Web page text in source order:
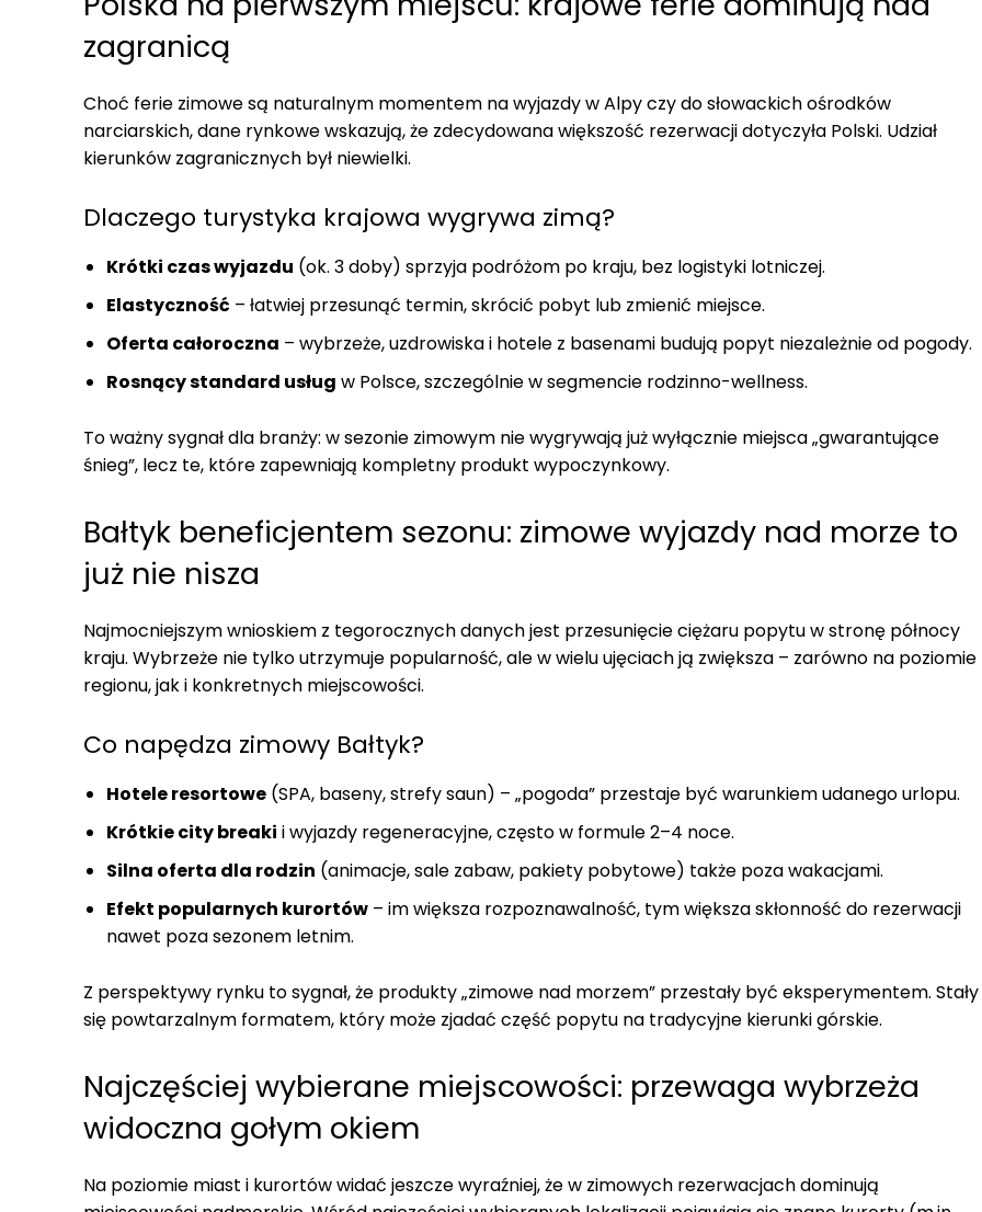
zagranicą
Choć ferie zimowe są naturalnym momentem na wyjazdy w Alpy czy do słowackich ośrodków
narciarskich, dane rynkowe wskazują, że zdecydowana większość rezerwacji dotyczyła Polski. Udział
kierunków zagranicznych był niewielki.
Dlaczego turystyka krajowa wygrywa zimą?
Krótki czas wyjazdu (ok. 3 doby) sprzyja podróżom po kraju, bez logistyki lotniczej.
Elastyczność – łatwiej przesunąć termin, skrócić pobyt lub zmienić miejsce.
Oferta całoroczna – wybrzeże, uzdrowiska i hotele z basenami budują popyt niezależnie od pogody.
Rosnący standard usług w Polsce, szczególnie w segmencie rodzinno-wellness.
To ważny sygnał dla branży: w sezonie zimowym nie wygrywają już wyłącznie miejsca „gwarantujące
śnieg”, lecz te, które zapewniają kompletny produkt wypoczynkowy.
Bałtyk beneficjentem sezonu: zimowe wyjazdy nad morze to
już nie nisza
Najmocniejszym wnioskiem z tegorocznych danych jest przesunięcie ciężaru popytu w stronę północy
kraju. Wybrzeże nie tylko utrzymuje popularność, ale w wielu ujęciach ją zwiększa – zarówno na poziomie
regionu, jak i konkretnych miejscowości.
Co napędza zimowy Bałtyk?
Hotele resortowe (SPA, baseny, strefy saun) – „pogoda” przestaje być warunkiem udanego urlopu.
Krótkie city breaki i wyjazdy regeneracyjne, często w formule 2–4 noce.
Silna oferta dla rodzin (animacje, sale zabaw, pakiety pobytowe) także poza wakacjami.
Efekt popularnych kurortów – im większa rozpoznawalność, tym większa skłonność do rezerwacji
nawet poza sezonem letnim.
Z perspektywy rynku to sygnał, że produkty „zimowe nad morzem” przestały być eksperymentem. Stały
się powtarzalnym formatem, który może zjadać część popytu na tradycyjne kierunki górskie.
Najczęściej wybierane miejscowości: przewaga wybrzeża
widoczna gołym okiem
Na poziomie miast i kurortów widać jeszcze wyraźniej, że w zimowych rezerwacjach dominują